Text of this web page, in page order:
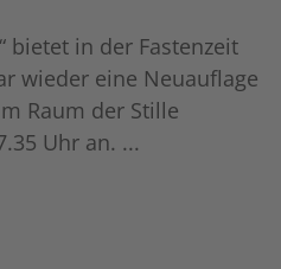
bietet in der Fastenzeit
wieder eine Neuauflage
Raum der Stille
Uhr an. ...